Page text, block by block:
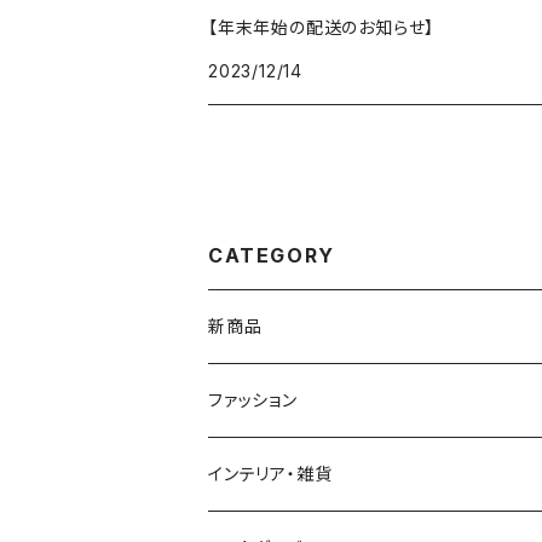
【年末年始の配送のお知らせ】
2023/12/14
CATEGORY
新商品
ファッション
Ｔシャツ
インテリア・雑貨